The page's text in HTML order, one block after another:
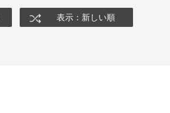
表示：新しい順